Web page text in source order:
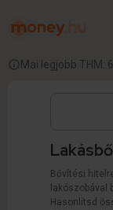
Mai legjobb THM:
Bővítési
lakószobával
Hasonlítsd